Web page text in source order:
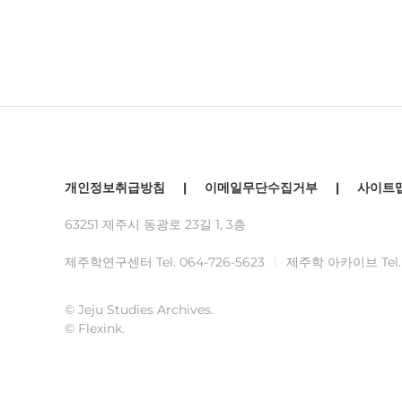
개인정보취급방침 | 이메일무단수집거부 | 사이트
63251 제주시 동광로 23길 1, 3층
제주학연구센터 Tel. 064-726-5623 제주학 아카이브
© Jeju Studies Archives.
© Flexink.